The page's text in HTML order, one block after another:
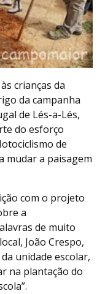
crianças da
da campanha
de Lés-a-Lés,
do esforço
de
mudar a paisagem
com o projeto
a
de muito
João Crespo,
unidade escolar,
na plantação do